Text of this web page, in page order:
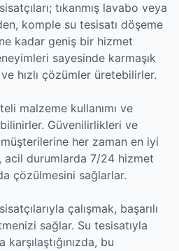
tıkanmış lavabo veya
komple su tesisatı döşeme
kadar geniş bir hizmet
sayesinde karmaşık
hızlı çözümler üretebilirler.
malzeme kullanımı ve
Güvenilirlikleri ve
her zaman en iyi
acil durumlarda 7/24 hizmet
çözülmesini sağlarlar.
çalışmak, başarılı
sağlar. Su tesisatıyla
bu